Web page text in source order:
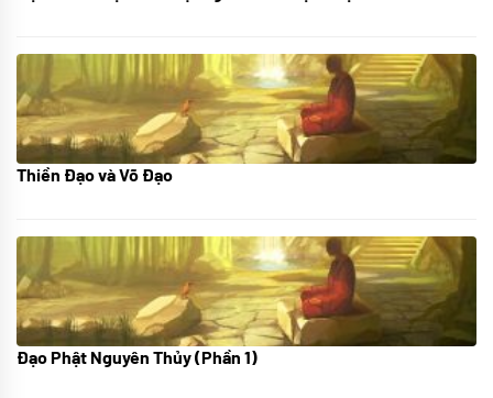
30/11/2022
Thiền Đạo và Võ Đạo
08/06/2022
Đạo Phật Nguyên Thủy (Phần 1)